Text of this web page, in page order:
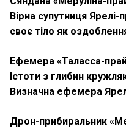
Вірна супутниця
своє тіло як
Ефемера «Таласса-
Істоти з глибин
Визначна ефемера
Дрон-прибиральник